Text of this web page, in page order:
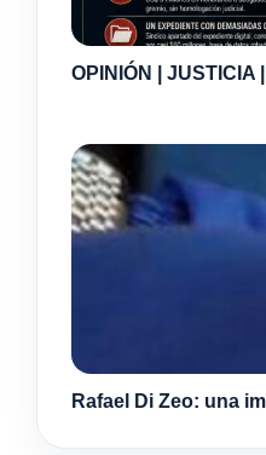
OPINIÓN | JUSTICIA
Rafael Di Zeo: una